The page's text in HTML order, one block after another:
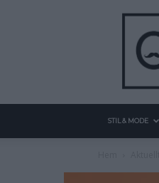
STIL & MODE